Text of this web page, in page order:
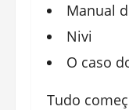
Manual
Nivi
O caso
Tudo